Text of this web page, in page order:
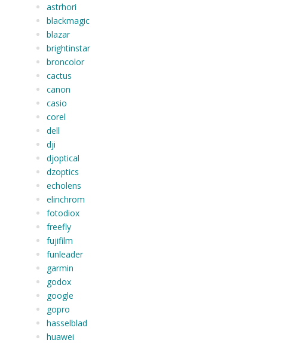
astrhori
blackmagic
blazar
brightinstar
broncolor
cactus
canon
casio
corel
dell
dji
djoptical
dzoptics
echolens
elinchrom
fotodiox
freefly
fujifilm
funleader
garmin
godox
google
gopro
hasselblad
huawei